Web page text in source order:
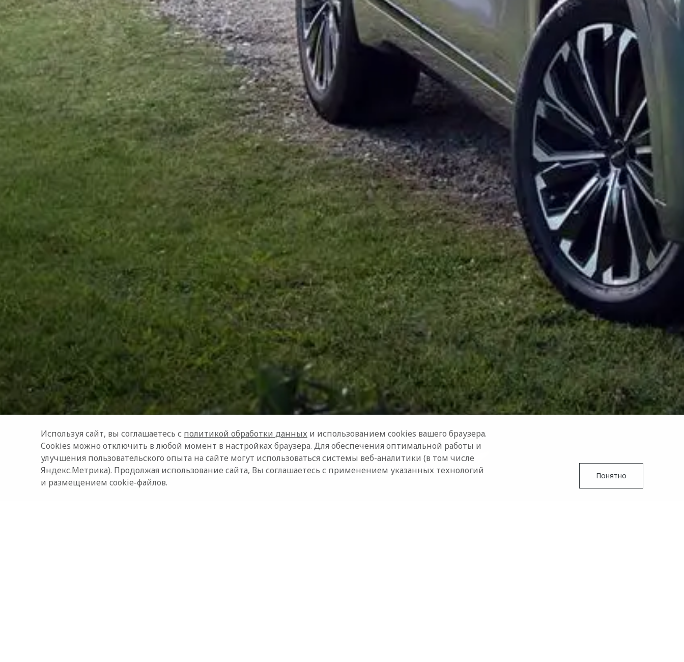
Используя сайт, вы соглашаетесь с политикой обработки данных и использованием cookies вашего браузера.
Cookies можно отключить в любой момент в настройках браузера. Для обеспечения оптимальной работы и
улучшения пользовательского опыта на сайте могут использоваться системы веб-аналитики (в том числе
Яндекс.Метрика). Продолжая использование сайта, Вы соглашаетесь с применением указанных технологий
и размещением cookie-файлов.
Понятно